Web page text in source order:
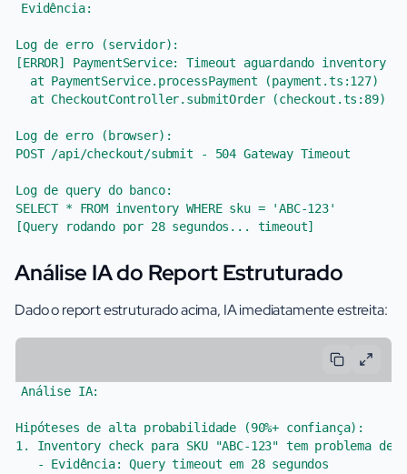
Evidência:
Log de erro (servidor):
[ERROR] PaymentService: Timeout aguardando inventory
  at PaymentService.processPayment (payment.ts:127)
  at CheckoutController.submitOrder (checkout.ts:89)
Log de erro (browser):
POST /api/checkout/submit - 504 Gateway Timeout
Log de query do banco:
SELECT * FROM inventory WHERE sku = 'ABC-123'
Análise IA do Report Estruturado
Dado o report estruturado acima, IA imediatamente estreita:
Análise IA:
Hipóteses de alta probabilidade (90%+ confiança):
1. Inventory check para SKU "ABC-123" tem problema de
   - Evidência: Query timeout em 28 segundos